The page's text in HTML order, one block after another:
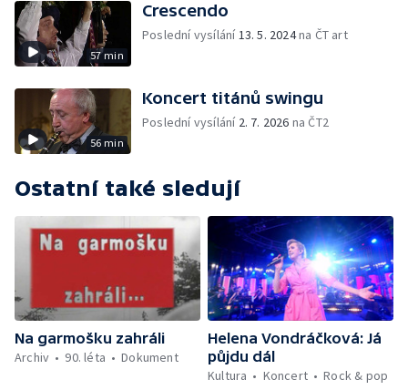
57 min
Crescendo
Poslední vysílání13. 5. 2024na ČT art
56 min
Koncert titánů swingu
Poslední vysílání 2. 7. 2026 na ČT2
Ostatní také sledují
Na garmošku zahráli
Archiv
90. léta Dokument
Helena Vondráčková: Já
půjdu dál
Kultura
Koncert Rock & pop